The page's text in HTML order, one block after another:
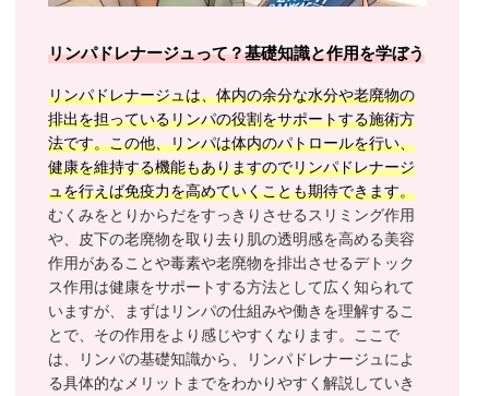
リンパドレナージュって？基礎知識と作用を学ぼう
リンパドレナージュは、体内の余分な水分や老廃物の
排出を担っているリンパの役割をサポートする施術方
法です。この他、リンパは体内のパトロールを行い、
健康を維持する機能もありますのでリンパドレナージ
ュを行えば免疫力を高めていくことも期待できます。
むくみをとりからだをすっきりさせるスリミング作用
や、皮下の老廃物を取り去り肌の透明感を高める美容
作用があることや毒素や老廃物を排出させるデトック
ス作用は健康をサポートする方法として広く知られて
いますが、まずはリンパの仕組みや働きを理解するこ
とで、その作用をより感じやすくなります。ここで
は、リンパの基礎知識から、リンパドレナージュによ
る具体的なメリットまでをわかりやすく解説していき